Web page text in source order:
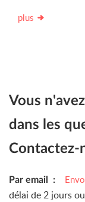
plus
Vous
dans les
Contactez-
Par email :
délai de 2 jours